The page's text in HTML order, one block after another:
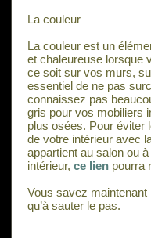
La couleur
La couleur est un
et chaleureuse lorsque
ce soit sur vos murs,
essentiel de ne pas
connaissez pas
gris pour vos mobiliers
plus osées. Pour éviter
de votre intérieur avec
appartient au salon ou
intérieur, ce lien pourra
Vous savez
qu’à sauter le pas.